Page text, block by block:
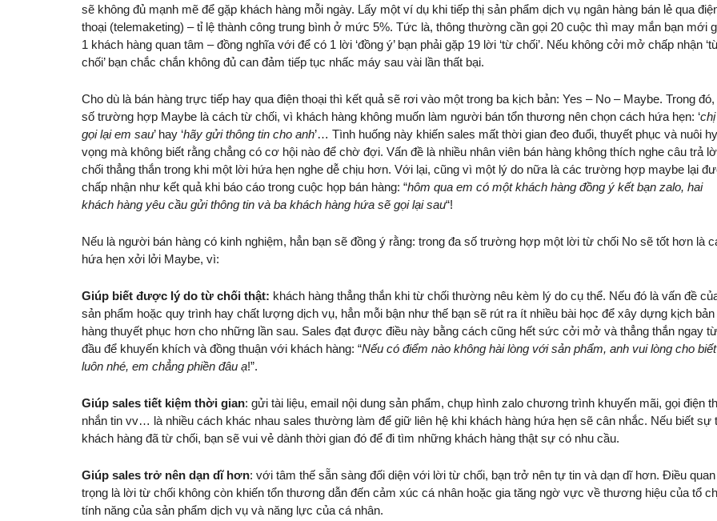
sẽ không đủ mạnh mẽ để gặp khách hàng mỗi ngày. Lấy một ví dụ khi tiếp thị sản phẩm dịch vụ ngân hàng bán lẻ qua
thoại (telemaketing) – tỉ lệ thành công trung bình ở mức 5%. Tức là, thông thường cần gọi 20 cuộc thì may mắn bạn mới
1 khách hàng quan tâm – đồng nghĩa với để có 1 lời ‘đồng ý’ bạn phải gặp 19 lời ‘từ chối’. Nếu không cởi mở chấp nhận
chối’ bạn chắc chắn không đủ can đảm tiếp tục nhấc máy sau vài lần thất bại.
Cho dù là bán hàng trực tiếp hay qua điện thoại thì kết quả sẽ rơi vào một trong ba kịch bản: Yes – No – Maybe. Trong đó,
số trường hợp Maybe là cách từ chối, vì khách hàng không muốn làm người bán tổn thương nên chọn cách hứa hẹn: ‘
gọi lại em sau’ hay ‘hãy gửi thông tin cho anh’… Tình huống này khiến sales mất thời gian đeo đuổi, thuyết phục và nuôi hy
vọng mà không biết rằng chẳng có cơ hội nào để chờ đợi. Vấn đề là nhiều nhân viên bán hàng không thích nghe câu trả
chối thẳng thắn trong khi một lời hứa hẹn nghe dễ chịu hơn. Với lại, cũng vì một lý do nữa là các trường hợp maybe lại
chấp nhận như kết quả khi báo cáo trong cuộc họp bán hàng: “hôm qua em có một khách hàng đồng ý kết bạn zalo, hai
khách hàng yêu cầu gửi thông tin và ba khách hàng hứa sẽ gọi lại sau“!
Nếu là người bán hàng có kinh nghiệm, hẳn bạn sẽ đồng ý rằng: trong đa số trường hợp một lời từ chối No sẽ tốt hơn là
hứa hẹn xởi lởi Maybe, vì:
Giúp biết được lý do từ chối thật: khách hàng thẳng thắn khi từ chối thường nêu kèm lý do cụ thể. Nếu đó là vấn đề
sản phẩm hoặc quy trình hay chất lượng dịch vụ, hẳn mỗi bận như thế bạn sẽ rút ra ít nhiều bài học để xây dựng kịch bản
hàng thuyết phục hơn cho những lần sau. Sales đạt được điều này bằng cách cũng hết sức cởi mở và thẳng thắn ngay từ
đầu để khuyến khích và đồng thuận với khách hàng: “Nếu có điểm nào không hài lòng với sản phẩm, anh vui lòng cho biết
luôn nhé, em chẳng phiền đâu ạ!”.
Giúp sales tiết kiệm thời gian: gửi tài liệu, email nội dung sản phẩm, chụp hình zalo chương trình khuyến mãi, gọi điện
nhắn tin vv… là nhiều cách khác nhau sales thường làm để giữ liên hệ khi khách hàng hứa hẹn sẽ cân nhắc. Nếu biết sự
khách hàng đã từ chối, bạn sẽ vui vẻ dành thời gian đó để đi tìm những khách hàng thật sự có nhu cầu.
Giúp sales trở nên dạn dĩ hơn: với tâm thế sẵn sàng đối diện với lời từ chối, bạn trở nên tự tin và dạn dĩ hơn. Điều quan
trọng là lời từ chối không còn khiến tổn thương dẫn đến cảm xúc cá nhân hoặc gia tăng ngờ vực về thương hiệu của tổ
tính năng của sản phẩm dịch vụ và năng lực của cá nhân.